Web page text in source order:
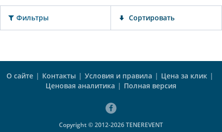
Фильтры Сортировать
О сайте | Контакты | Условия и правила | Цена за клик |
Ценовая аналитика | Полная версия
Copyright © 2012-2026 TENEREVENT